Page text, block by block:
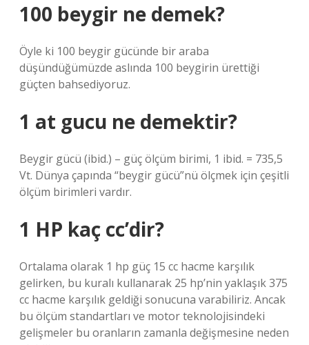
100 beygir ne demek?
Öyle ki 100 beygir gücünde bir araba
düşündüğümüzde aslında 100 beygirin ürettiği
güçten bahsediyoruz.
1 at gucu ne demektir?
Beygir gücü (ibid.) – güç ölçüm birimi, 1 ibid. = 735,5
Vt. Dünya çapında “beygir gücü”nü ölçmek için çeşitli
ölçüm birimleri vardır.
1 HP kaç cc’dir?
Ortalama olarak 1 hp güç 15 cc hacme karşılık
gelirken, bu kuralı kullanarak 25 hp’nin yaklaşık 375
cc hacme karşılık geldiği sonucuna varabiliriz. Ancak
bu ölçüm standartları ve motor teknolojisindeki
gelişmeler bu oranların zamanla değişmesine neden